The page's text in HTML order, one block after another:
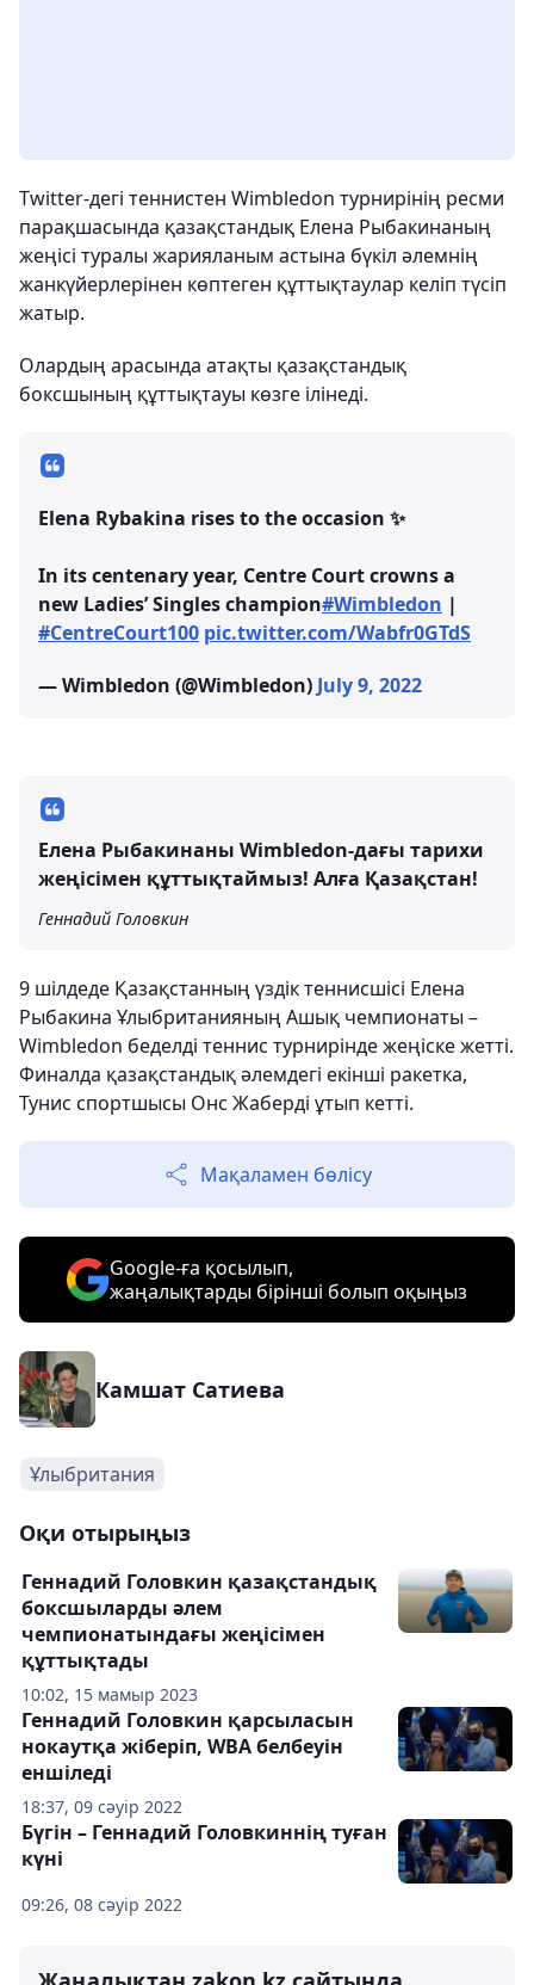
Twitter-дегі теннистен Wimbledon турнирінің ресми
парақшасында қазақстандық Елена Рыбакинаның
жеңісі туралы жарияланым астына бүкіл әлемнің
жанкүйерлерінен көптеген құттықтаулар келіп түсіп
жатыр.
Олардың арасында атақты қазақстандық
боксшының құттықтауы көзге ілінеді.
Elena Rybakina rises to the occasion ✨
In its centenary year, Centre Court crowns a
new Ladies’ Singles champion#Wimbledon |
#CentreCourt100 pic.twitter.com/Wabfr0GTdS
— Wimbledon (@Wimbledon) July 9, 2022
Елена Рыбакинаны Wimbledon-дағы тарихи
жеңісімен құттықтаймыз! Алға Қазақстан!
Геннадий Головкин
9 шілдеде Қазақстанның үздік теннисшісі Елена
Рыбакина Ұлыбританияның Ашық чемпионаты –
Wimbledon беделді теннис турнирінде жеңіске жетті.
Финалда қазақстандық әлемдегі екінші ракетка,
Тунис спортшысы Онс Жаберді ұтып кетті.
Мақаламен бөлісу
Google-ға қосылып,
жаңалықтарды бірінші болып оқыңыз
Камшат Сатиева
Ұлыбритания
Оқи отырыңыз
10:02, 15 мамыр 2023
Геннадий Головкин қазақстандық
боксшыларды әлем
чемпионатындағы жеңісімен
құттықтады
18:37, 09 сәуір 2022
Геннадий Головкин қарсыласын
нокаутқа жіберіп, WBA белбеуін
еншіледі
09:26, 08 сәуір 2022
Бүгін – Геннадий Головкиннің туған
күні